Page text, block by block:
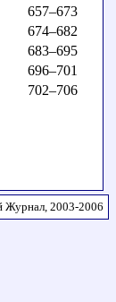
657–673
674–682
683–695
696–701
702–706
Журнал, 2003-2006